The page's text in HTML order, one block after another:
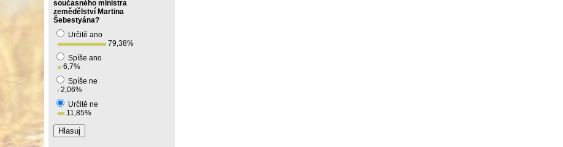
současného ministra
zemědělství Martina
Šebestyána?
Určitě ano
79,38%
Spíše ano
6,7%
Spíše ne
2,06%
Určitě ne
11,85%